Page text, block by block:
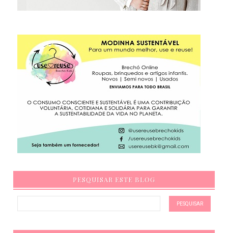
PESQUISAR ESTE BLOG